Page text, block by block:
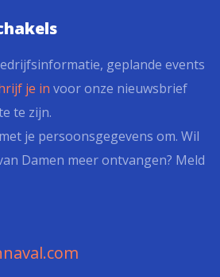
geplande events
je in voor onze nieuwsbrief
te zijn.
je persoonsgegevens om. Wil
Damen meer ontvangen? Meld